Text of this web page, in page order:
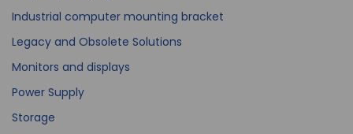
Industrial computer mounting bracket
Legacy and Obsolete Solutions
Monitors and displays
Power Supply
Storage